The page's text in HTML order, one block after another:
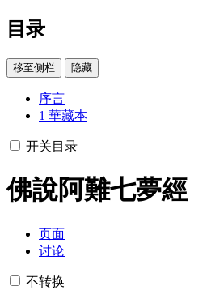
目录
移至侧栏 隐藏
序言
1 華藏本
开关目录
佛說阿難七夢經
页面
讨论
不转换